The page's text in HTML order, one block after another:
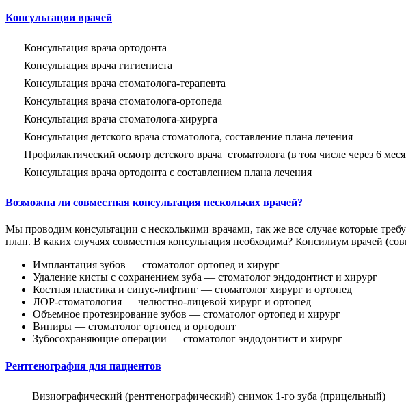
Консультации врачей
Консультация врача ортодонта
Консультация врача гигиениста
Консультация врача стоматолога-терапевта
Консультация врача стоматолога-ортопеда
Консультация врача стоматолога-хирурга
Консультация детского врача стоматолога, составление плана лечения
Профилактический осмотр детского врача стоматолога (в том числе через 6
Консультация врача ортодонта с составлением плана лечения
Возможна ли совместная консультация нескольких врачей?
Мы проводим консультации с несколькими врачами, так же все случае которые
план. В каких случаях совместная консультация необходима? Консилиум врачей
Имплантация зубов — стоматолог ортопед и хирург
Удаление кисты с сохранением зуба — стоматолог эндодонтист и хирург
Костная пластика и синус-лифтинг — стоматолог хирург и ортопед
ЛОР-стоматология — челюстно-лицевой хирург и ортопед
Объемное протезирование зубов — стоматолог ортопед и хирург
Виниры — стоматолог ортопед и ортодонт
Зубосохраняющие операции — стоматолог эндодонтист и хирург
Рентгенография для пациентов
Визиографический (рентгенографический) снимок 1-го зуба (прицельный)